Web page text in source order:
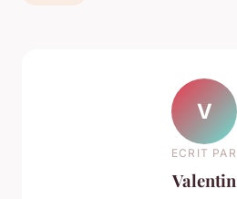
V
ECRIT PAR
Valentin